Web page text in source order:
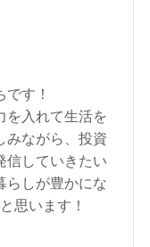
す！
を入れて生活を
みながら、投資
信していきたい
らしが豊かにな
思います！